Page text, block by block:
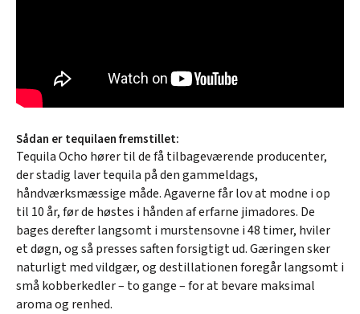
Sådan er tequilaen fremstillet:
Tequila Ocho hører til de få tilbageværende producenter,
der stadig laver tequila på den gammeldags,
håndværksmæssige måde. Agaverne får lov at modne i op
til 10 år, før de høstes i hånden af erfarne jimadores. De
bages derefter langsomt i murstensovne i 48 timer, hviler
et døgn, og så presses saften forsigtigt ud. Gæringen sker
naturligt med vildgær, og destillationen foregår langsomt i
små kobberkedler – to gange – for at bevare maksimal
aroma og renhed.